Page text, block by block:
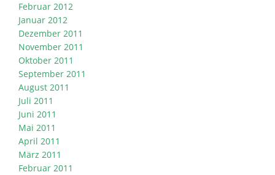
Februar 2012
Januar 2012
Dezember 2011
November 2011
Oktober 2011
September 2011
August 2011
Juli 2011
Juni 2011
Mai 2011
April 2011
März 2011
Februar 2011